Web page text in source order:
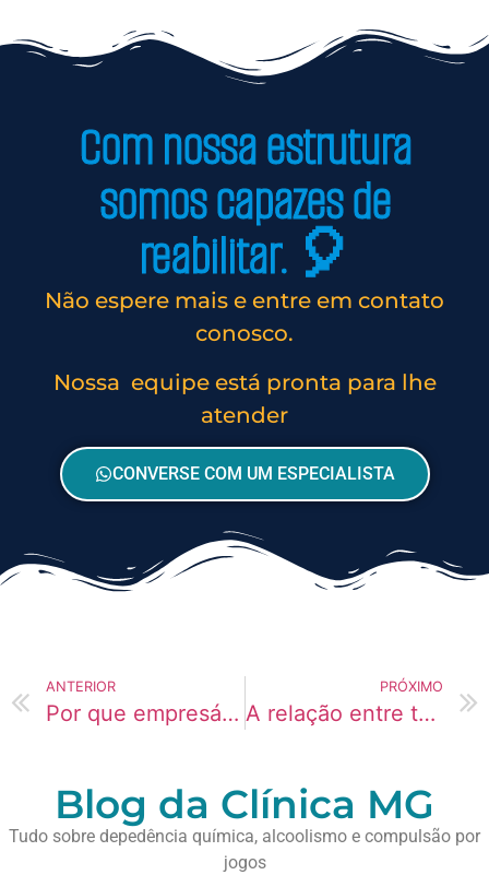
Com nossa estrutura
somos capazes de
reabilitar. 🎈
Não espere mais e entre em contato
conosco.
Nossa equipe está pronta para lhe
atender
CONVERSE COM UM ESPECIALISTA
ANTERIOR
Por que empresários está usando mais Codeína atualmente?
PRÓXIMO
A relação entre tédio e uso de Videogames em mães
Blog da Clínica MG
Tudo sobre depedência química, alcoolismo e compulsão por
jogos